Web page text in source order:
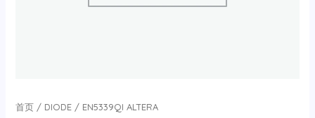
首页/ DIODE/ EN5339QI ALTERA